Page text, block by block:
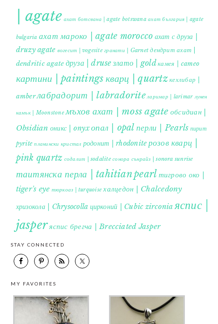
| agate ахат ботсвана | agate botswana ахат българия | agate
bulgaria ахат мароко | agate morocco ахат с друза |
druzy agate вогесит | vogesite гранати | Garnet дендрит ахат |
dendritic agate друза | druse злато | gold камея | cameo
картини | paintings кварц | quartzкехлибар |
amberлабрадорит | labradorite ларимар | larimar лунен
камък | Moonstone мъхов ахат | moss agate обсидиан |
Obsidian оникс | onyxопал | opal перли | Pearls пирит |
pyrite планински кристал родонит | rhodonite розов кварц |
pink quartz содалит | sodalite сонора сънрайз | sonora sunrise
таитянска перла | tahitian pearl тигрово око |
tiger's eye тюркоаз | turquoise халцедон | Chalcedony
хризокола | Chrysocolla цирконий | Cubic zirconia яспис |
jasperяспис брегча | Brecciated Jasper
STAY CONNECTED
MY FAVORITES